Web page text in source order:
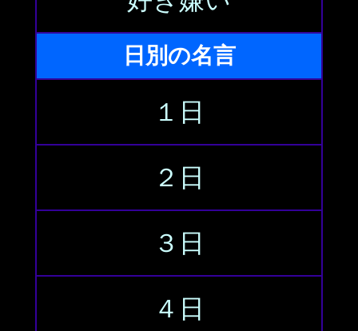
日別の名言
１日
２日
３日
４日